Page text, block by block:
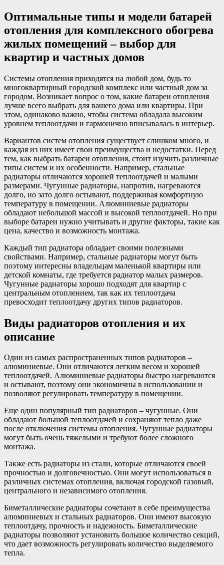
Оптимальные типы и модели батарей
отопления для комплексного обогрева
жилых помещений – выбор для
квартир и частных домов
Системы отопления приходятся на любой дом, будь то
многоквартирный городской комплекс или частный дом за
городом. Возникает вопрос о том, какие батареи отопления
лучше всего выбрать для вашего дома или квартиры. При
этом, одинаково важно, чтобы система обладала высоким
уровнем теплоотдачи и гармонично вписывалась в интерьер.
Вариантов систем отопления существует слишком много, и
каждая из них имеет свои преимущества и недостатки. Перед
тем, как выбрать батареи отопления, стоит изучить различные
типы систем и их особенности. Например, стальные
радиаторы отличаются хорошей теплоотдачей и малыми
размерами. Чугунные радиаторы, напротив, нагреваются
долго, но зато долго остывают, поддерживая комфортную
температуру в помещении. Алюминиевые радиаторы
обладают небольшой массой и высокой теплоотдачей. Но при
выборе батареи нужно учитывать и другие факторы, такие как
цена, качество и возможность монтажа.
Каждый тип радиатора обладает своими полезными
свойствами. Например, стальные радиаторы могут быть
поэтому интересны владельцам маленькой квартиры или
детской комнаты, где требуется радиатор малых размеров.
Чугунные радиаторы хорошо подходят для квартир с
центральным отоплением, так как их теплоотдача
превосходит теплоотдачу других типов радиаторов.
Виды радиаторов отопления и их
описание
Один из самых распространенных типов радиаторов –
алюминиевые. Они отличаются легким весом и хорошей
теплоотдачей. Алюминиевые радиаторы быстро нагреваются
и остывают, поэтому они экономичны в использовании и
позволяют регулировать температуру в помещении.
Еще один популярный тип радиаторов – чугунные. Они
обладают большой теплоотдачей и сохраняют тепло даже
после отключения системы отопления. Чугунные радиаторы
могут быть очень тяжелыми и требуют более сложного
монтажа.
Также есть радиаторы из стали, которые отличаются своей
прочностью и долговечностью. Они могут использоваться в
различных системах отопления, включая городской газовый,
центрального и независимого отопления.
Биметаллические радиаторы сочетают в себе преимущества
алюминиевых и стальных радиаторов. Они имеют высокую
теплоотдачу, прочность и надежность. Биметаллические
радиаторы позволяют установить большое количество секций,
что дает возможность регулировать количество выделяемого
тепла.